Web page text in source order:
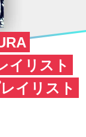
イリスト
イリスト